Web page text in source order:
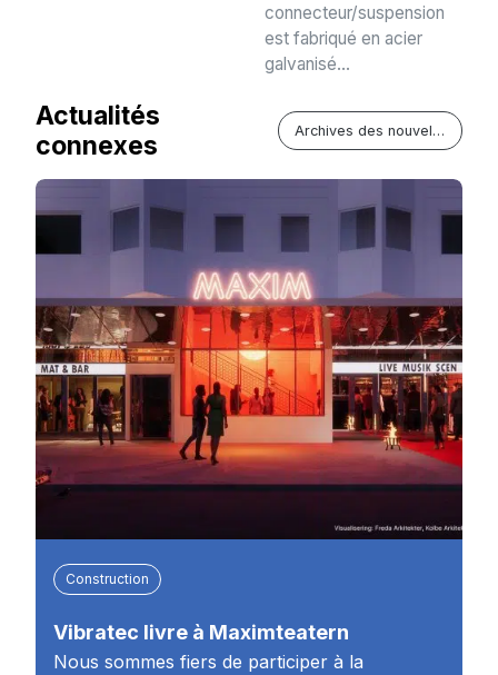
connecteur/suspension
est fabriqué en acier
galvanisé...
Actualités
connexes
Archives des nouvelles
Construction
Vibratec livre à Maximteatern
Nous sommes fiers de participer à la